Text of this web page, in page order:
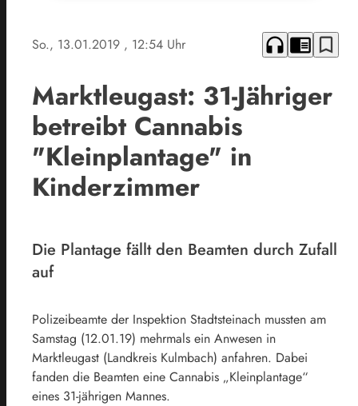
So., 13.01.2019 , 12:54 Uhr headphones chrome_reader_mode bookmark_border
Marktleugast: 31-Jähriger
betreibt Cannabis
"Kleinplantage" in
Kinderzimmer
Die Plantage fällt den Beamten durch Zufall
auf
Polizeibeamte der Inspektion Stadtsteinach mussten am
Samstag (12.01.19) mehrmals ein Anwesen in
Marktleugast (Landkreis Kulmbach) anfahren. Dabei
fanden die Beamten eine Cannabis „Kleinplantage“
eines 31-jährigen Mannes.